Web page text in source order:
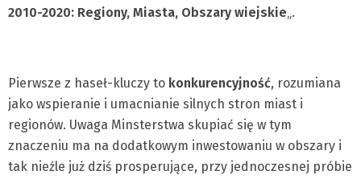
2010-2020: Regiony, Miasta, Obszary wiejskie„.
Pierwsze z haseł-kluczy to konkurencyjność, rozumiana
jako wspieranie i umacnianie silnych stron miast i
regionów. Uwaga Minsterstwa skupiać się w tym
znaczeniu ma na dodatkowym inwestowaniu w obszary i
tak nieźle już dziś prosperujące, przy jednoczesnej próbie